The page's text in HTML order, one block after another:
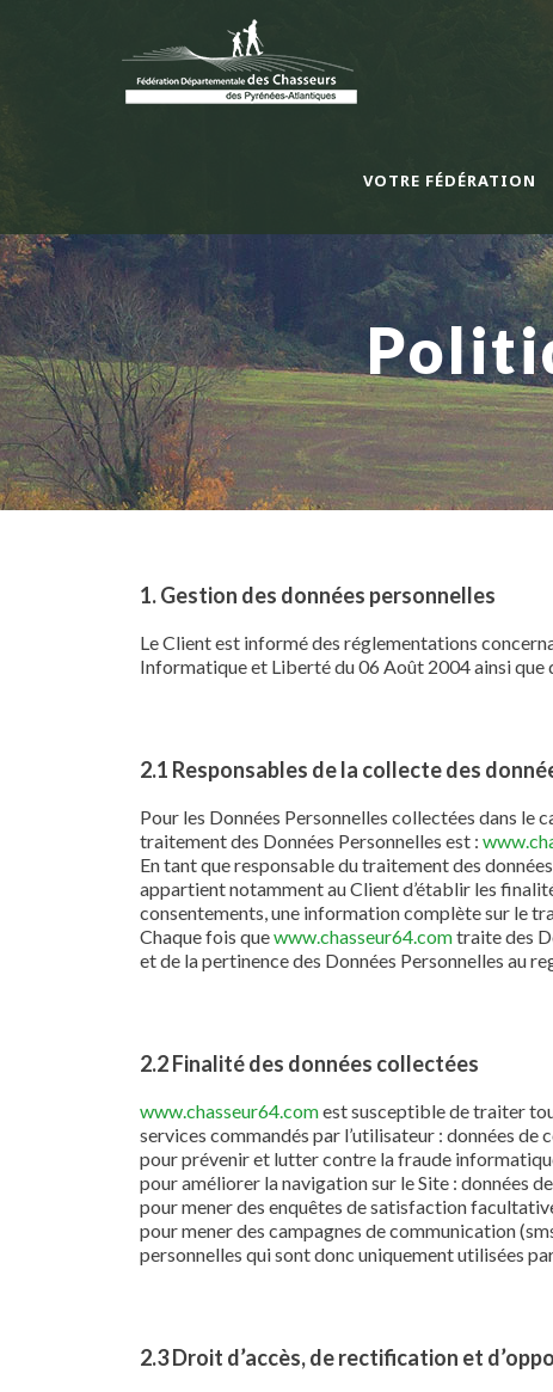
VOTRE FÉDÉRATION
1. Gestion des données personnelles
Le Client est informé des réglementations
Informatique et Liberté du 06 Août 2004 ainsi que
2.1 Responsables de la collecte des
Pour les Données Personnelles collectées dans le
traitement des Données Personnelles est :
En tant que responsable du traitement des
appartient notamment au Client d’établir les
consentements, une information complète sur le
Chaque fois quewww.chasseur64.comtraite des
et de la pertinence des Données Personnelles au
2.2 Finalité des données collectées
www.chasseur64.comest susceptible de traiter
services commandés par l’utilisateur : données
pour prévenir et lutter contre la fraude
pour améliorer la navigation sur le Site : données
pour mener des enquêtes de satisfaction
pour mener des campagnes de communication
personnelles qui sont donc uniquement utilisées
2.3 Droit d’accès, de rectification et